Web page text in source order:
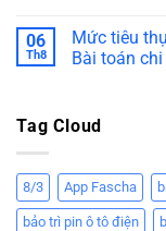
06
Th8
Mức tiêu
Bài toán
Tag Cloud
8/3 App Fascha
bảo trì pin ô tô điện